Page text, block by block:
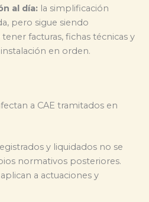
al día: la simplificación
pero sigue siendo
facturas, fichas técnicas y
en orden.
a CAE tramitados en
y liquidados no se
normativos posteriores.
a actuaciones y